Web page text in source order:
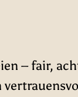
– fair,